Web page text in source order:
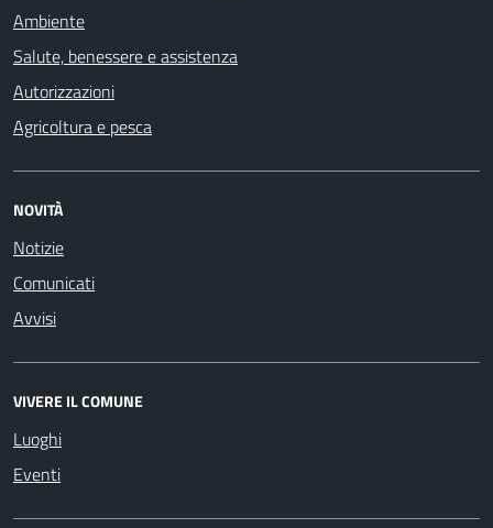
Ambiente
Salute, benessere e assistenza
Autorizzazioni
Agricoltura e pesca
NOVITÀ
Notizie
Comunicati
Avvisi
VIVERE IL COMUNE
Luoghi
Eventi